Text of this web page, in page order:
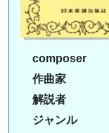
composer
作曲家
解説者
ジャンル